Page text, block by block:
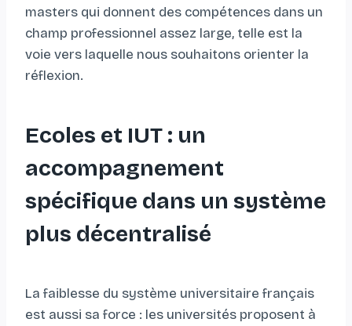
masters qui donnent des compétences dans un
champ professionnel assez large, telle est la
voie vers laquelle nous souhaitons orienter la
réflexion.
Ecoles et IUT : un
accompagnement
spécifique dans un système
plus décentralisé
La faiblesse du système universitaire français
est aussi sa force : les universités proposent à